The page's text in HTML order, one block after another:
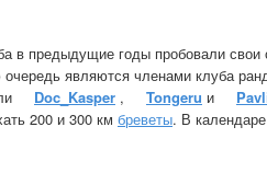
в предыдущие годы пробовали
являются членами клуба
Doc_Kasper , Tongeru и
200 и 300 км бреветы. В